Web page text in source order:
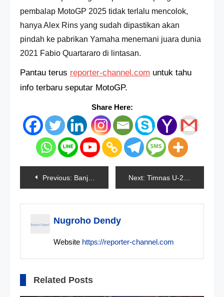
pembalap MotoGP 2025 tidak terlalu mencolok,
hanya Alex Rins yang sudah dipastikan akan
pindah ke pabrikan Yamaha menemani juara dunia
2021 Fabio Quartararo di lintasan.
Pantau terus reporter-channel.com untuk tahu
info terbaru seputar MotoGP.
Share Here:
Navigasi
Previous: Banjir Lahar Dingin Gunung Semeru Merendam Pemukiman Next: Timnas U-23 Bakal Lolos ke Fase Gugur, Jika…
Nugroho Dendy
Website https://reporter-channel.com
Related Posts